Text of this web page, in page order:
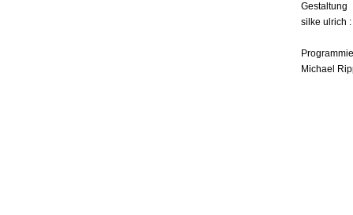
Gestaltung
silke ulrich
Michael